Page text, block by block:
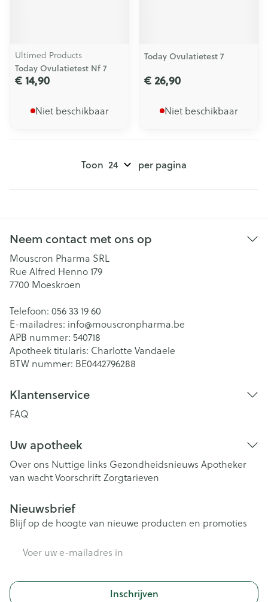
Ultimed Products
Today Ovulatietest Nf 7
€ 14,90
Niet beschikbaar
Today Ovulatietest 7
€ 26,90
Niet beschikbaar
Toon per pagina
Neem contact met ons op
Mouscron Pharma SRL
Rue Alfred Henno 179
7700 Moeskroen
Telefoon: 056 33 19 60
E-mailadres: info@mouscronpharma.be
APB nummer: 540718
Apotheek titularis: Charlotte Vandaele
BTW nummer: BE0442796288
Klantenservice
FAQ
Uw apotheek
Over ons Nuttige links Gezondheidsnieuws Apotheker
van wachtVoorschriftZorgtarieven
Nieuwsbrief
Blijf op de hoogte van nieuwe producten en promoties
Inschrijven